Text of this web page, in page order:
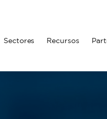
Sectores Recursos